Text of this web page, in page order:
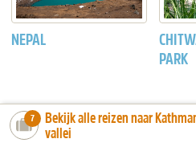
NEPAL
PARK
number_of_trips:
7
Bekijk alle reizen naar
vallei